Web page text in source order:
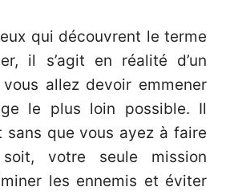
qui découvrent le terme
il s’agit en réalité d’un
allez devoir emmener
le plus loin possible. Il
sans que vous ayez à faire
votre seule mission
les ennemis et éviter